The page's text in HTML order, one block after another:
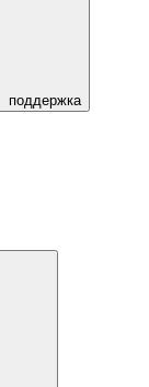
поддержка